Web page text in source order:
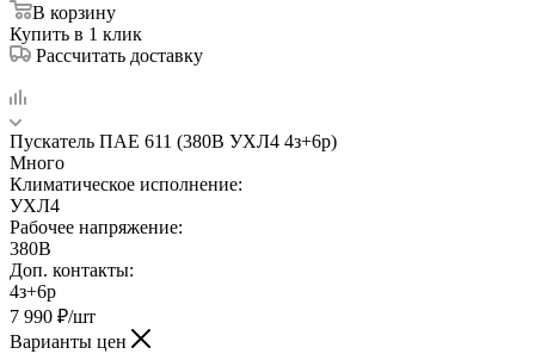
В корзину
Купить в 1 клик
Рассчитать доставку
Пускатель ПАЕ 611 (380В УХЛ4 4з+6р)
Много
Климатическое исполнение:
УХЛ4
Рабочее напряжение:
380В
Доп. контакты:
4з+6р
7 990 ₽/шт
Варианты цен